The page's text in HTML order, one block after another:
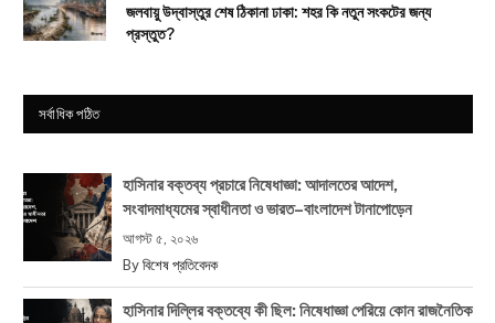
জলবায়ু উদ্বাস্তুর শেষ ঠিকানা ঢাকা: শহর কি নতুন সংকটের জন্য
প্রস্তুত?
সর্বাধিক পঠিত
হাসিনার বক্তব্য প্রচারে নিষেধাজ্ঞা: আদালতের আদেশ,
সংবাদমাধ্যমের স্বাধীনতা ও ভারত–বাংলাদেশ টানাপোড়েন
আগস্ট ৫, ২০২৬
By বিশেষ প্রতিবেদক
হাসিনার দিল্লির বক্তব্যে কী ছিল: নিষেধাজ্ঞা পেরিয়ে কোন রাজনৈতিক